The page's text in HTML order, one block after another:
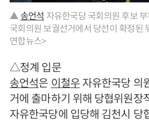
▲송언석 자유한국당 국회의원 후보
국회의원 보궐선거에서 당선이 확정된
연합뉴스>
△정계 입문
송언석은 이철우자유한국당 의
거에 출마하기 위해 당협위원장
자유한국당에 입당해 김천시 당